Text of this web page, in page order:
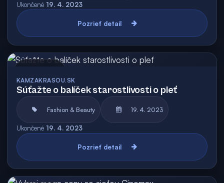
Ukončené 19. 4. 2023
Pozrieť detail
KAMZAKRASOU.SK
Súťažte o balíček starostlivosti o pleť
Fashion & Beauty 19. 4. 2023
Ukončené 19. 4. 2023
Pozrieť detail